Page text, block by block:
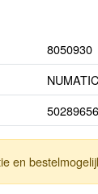
8050930
NUMATIC
en